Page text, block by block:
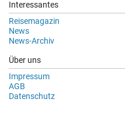
Interessantes
Reisemagazin
News
News-Archiv
Über uns
Impressum
AGB
Datenschutz